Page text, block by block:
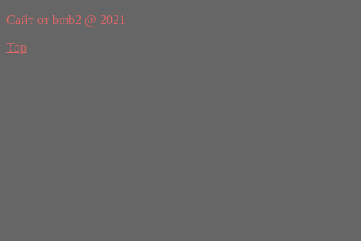
Сайт от bmb2 @ 2021
Top